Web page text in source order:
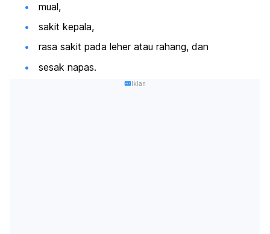
mual,
sakit kepala,
rasa sakit pada leher atau rahang, dan
sesak napas.
Iklan